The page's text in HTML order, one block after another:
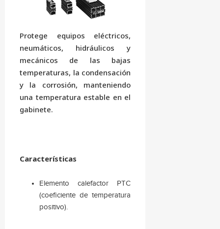
Protege equipos eléctricos,
neumáticos, hidráulicos y
mecánicos de las bajas
temperaturas, la condensación
y la corrosión, manteniendo
una temperatura estable en el
gabinete.
Características
Elemento calefactor PTC
(coeficiente de temperatura
positivo).